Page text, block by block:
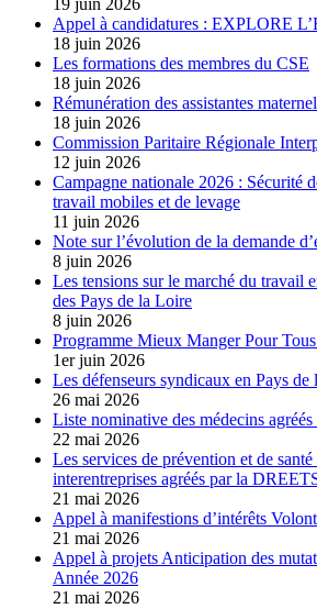
19 juin 2026
Appel à candidatures : EXPLORE
18 juin 2026
Les formations des membres du CSE
18 juin 2026
Rémunération des assistantes
18 juin 2026
Commission Paritaire Régionale
12 juin 2026
Campagne nationale 2026 : Sécurité
travail mobiles et de levage
11 juin 2026
Note sur l’évolution de la demande
8 juin 2026
Les tensions sur le marché du travail
des Pays de la Loire
8 juin 2026
Programme Mieux Manger Pour
1er juin 2026
Les défenseurs syndicaux en Pays de
26 mai 2026
Liste nominative des médecins
22 mai 2026
Les services de prévention et de
interentreprises agréés par la
21 mai 2026
Appel à manifestions d’intérêts
21 mai 2026
Appel à projets Anticipation des
Année 2026
21 mai 2026